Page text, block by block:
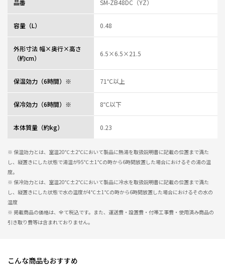
品番 SM-ZB48DC（YZ）
容量（L） 0.48
外形寸法 幅×奥行×高さ
（約cm）
6.5×6.5×21.5
保温効力（6時間）※ 71℃以上
保冷効力（6時間）※ 8℃以下
本体質量（約kg） 0.23
※ 保温効力とは、室温20℃±2℃において製品に熱湯を取扱説明書に記載の位置まで満た
し、縦置きにした状態で湯温が95℃±1℃の時から6時間放置した場合におけるその湯の温
度。
※ 保冷効力とは、室温20℃±2℃において製品に冷水を取扱説明書に記載の位置まで満た
し、縦置きにした状態で水の温度が4℃±1℃の時から6時間放置した場合におけるその水の
温度
※ 掲載商品の価格は、全て税込です。また、運送費・設置費・付帯工事費・使用済み商品の
引き取り費等は含まれておりません。
こんな商品もおすすめ